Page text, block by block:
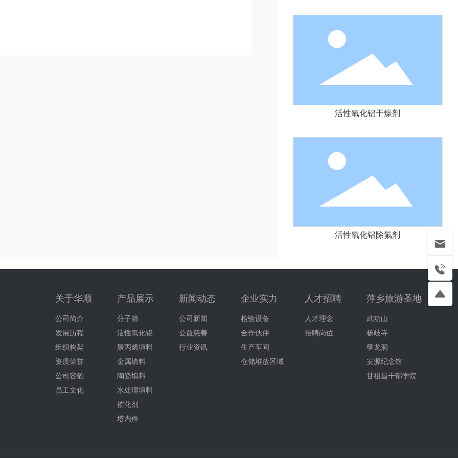
活性氧化铝干燥剂
活性氧化铝除氟剂
关于华顺
公司简介
发展历程
组织构架
资质荣誉
公司容貌
员工文化
产品展示
分子筛
活性氧化铝
聚丙烯填料
金属填料
陶瓷填料
水处理填料
催化剂
塔内件
新闻动态
公司新闻
公益慈善
行业资讯
企业实力
检验设备
合作伙伴
生产车间
仓储堆放区域
人才招聘
人才理念
招聘岗位
萍乡旅游圣地
武功山
杨歧寺
孽龙洞
安源纪念馆
甘祖昌干部学院